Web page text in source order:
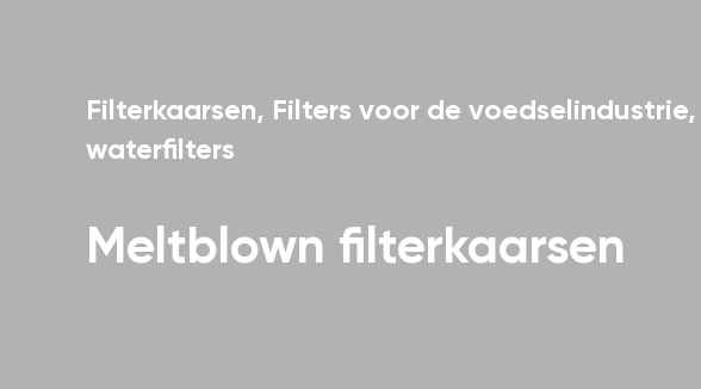
Filterkaarsen, Filters voor de voedselindustrie,
waterfilters
Meltblown filterkaarsen